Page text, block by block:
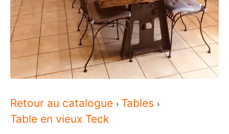
Retour au catalogue
Tables
Table en vieux Teck